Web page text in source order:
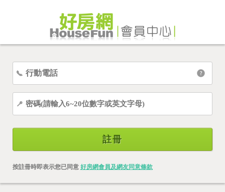
註冊
按註冊時即表示您已同意 好房網會員及網友同意條款